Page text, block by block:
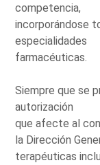
competencia,
incorporándose
especialidades
farmacéuticas.
Siempre que se
autorización
que afecte al
la Dirección
terapéuticas